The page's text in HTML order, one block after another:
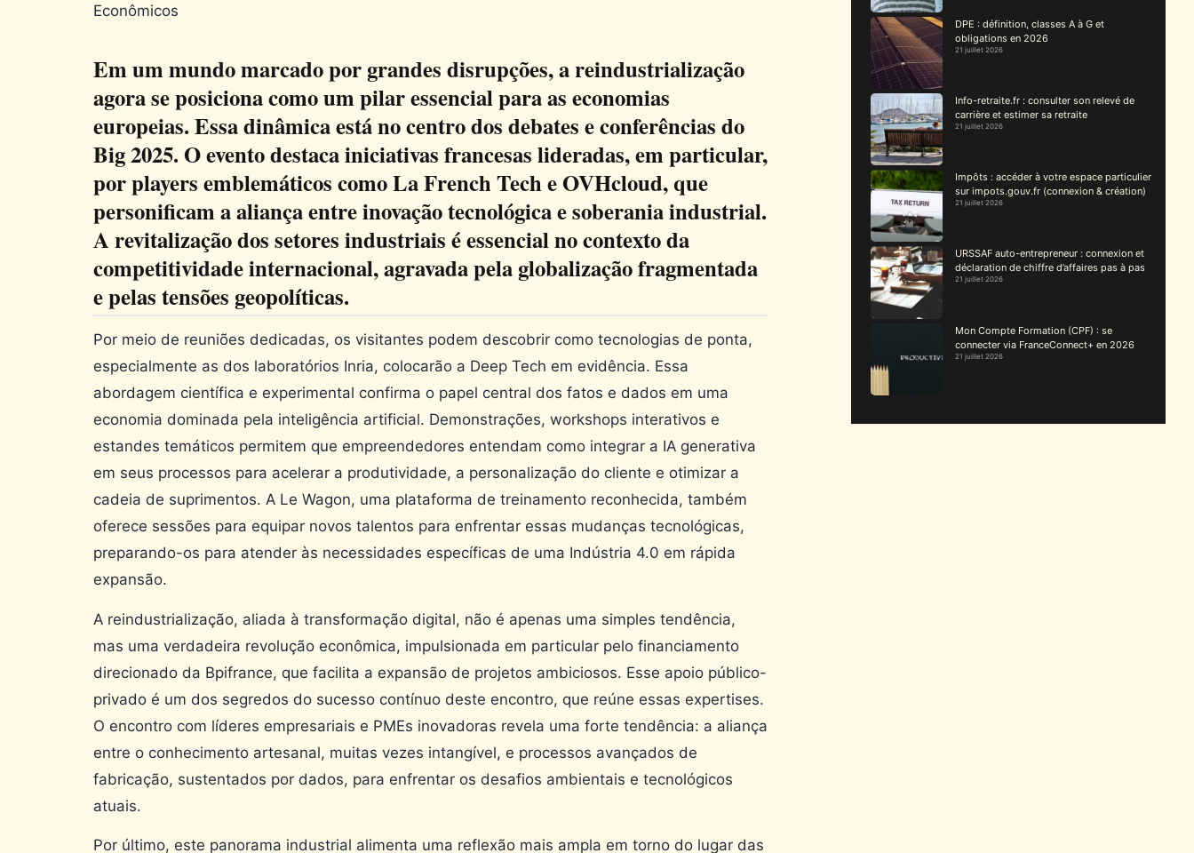
Econômicos
Em um mundo marcado por grandes disrupções, a reindustrialização
agora se posiciona como um pilar essencial para as economias
europeias. Essa dinâmica está no centro dos debates e conferências do
Big 2025. O evento destaca iniciativas francesas lideradas, em particular,
por players emblemáticos como La French Tech e OVHcloud, que
personificam a aliança entre inovação tecnológica e soberania industrial.
A revitalização dos setores industriais é essencial no contexto da
competitividade internacional, agravada pela globalização fragmentada
e pelas tensões geopolíticas.
Por meio de reuniões dedicadas, os visitantes podem descobrir como tecnologias de ponta,
especialmente as dos laboratórios Inria, colocarão a Deep Tech em evidência. Essa
abordagem científica e experimental confirma o papel central dos fatos e dados em uma
economia dominada pela inteligência artificial. Demonstrações, workshops interativos e
estandes temáticos permitem que empreendedores entendam como integrar a IA generativa
em seus processos para acelerar a produtividade, a personalização do cliente e otimizar a
cadeia de suprimentos. A Le Wagon, uma plataforma de treinamento reconhecida, também
oferece sessões para equipar novos talentos para enfrentar essas mudanças tecnológicas,
preparando-os para atender às necessidades específicas de uma Indústria 4.0 em rápida
expansão.
A reindustrialização, aliada à transformação digital, não é apenas uma simples tendência,
mas uma verdadeira revolução econômica, impulsionada em particular pelo financiamento
direcionado da Bpifrance, que facilita a expansão de projetos ambiciosos. Esse apoio público-
privado é um dos segredos do sucesso contínuo deste encontro, que reúne essas expertises.
O encontro com líderes empresariais e PMEs inovadoras revela uma forte tendência: a aliança
entre o conhecimento artesanal, muitas vezes intangível, e processos avançados de
fabricação, sustentados por dados, para enfrentar os desafios ambientais e tecnológicos
atuais.
Por último, este panorama industrial alimenta uma reflexão mais ampla em torno do lugar das
DPE : définition, classes A à G et
obligations en 2026
21 juillet 2026
Info-retraite.fr : consulter son relevé de
carrière et estimer sa retraite
21 juillet 2026
Impôts : accéder à votre espace particulier
sur impots.gouv.fr (connexion & création)
21 juillet 2026
URSSAF auto-entrepreneur : connexion et
déclaration de chiffre d’affaires pas à pas
21 juillet 2026
Mon Compte Formation (CPF) : se
connecter via FranceConnect+ en 2026
21 juillet 2026